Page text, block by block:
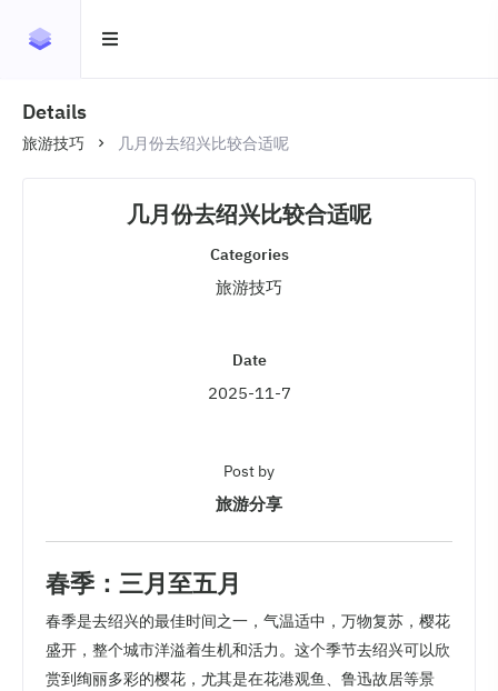
Details
旅游技巧 几月份去绍兴比较合适呢
几月份去绍兴比较合适呢
Categories
旅游技巧
Date
2025-11-7
Post by
旅游分享
春季：三月至五月
春季是去绍兴的最佳时间之一，气温适中，万物复苏，樱花
盛开，整个城市洋溢着生机和活力。这个季节去绍兴可以欣
赏到绚丽多彩的樱花，尤其是在花港观鱼、鲁迅故居等景